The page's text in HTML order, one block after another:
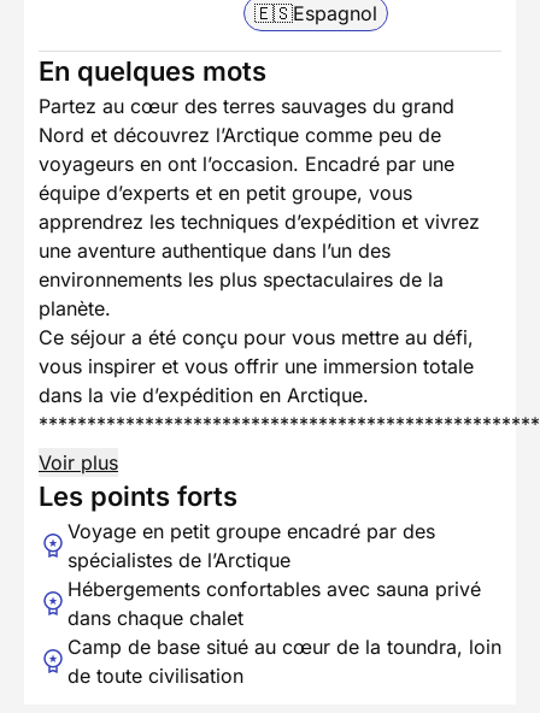
🇪🇸Espagnol
En quelques mots
Partez au cœur des terres sauvages du grand
Nord et découvrez l’Arctique comme peu de
voyageurs en ont l’occasion. Encadré par une
équipe d’experts et en petit groupe, vous
apprendrez les techniques d’expédition et vivrez
une aventure authentique dans l’un des
environnements les plus spectaculaires de la
planète.
Ce séjour a été conçu pour vous mettre au défi,
vous inspirer et vous offrir une immersion totale
dans la vie d’expédition en Arctique.
Voir plus
Les points forts
Voyage en petit groupe encadré par des
spécialistes de l’Arctique
Hébergements confortables avec sauna privé
dans chaque chalet
Camp de base situé au cœur de la toundra, loin
de toute civilisation